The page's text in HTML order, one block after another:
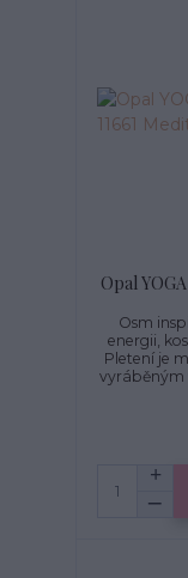
Opal
Osm
energii,
Pletení je
vyráběným